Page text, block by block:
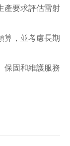
產要求評估雷射
算，並考慮長期
保固和維護服務